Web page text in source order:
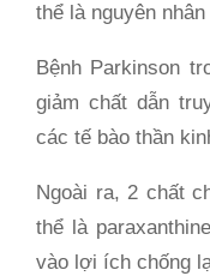
thể là nguyên
Bệnh Parkinson
giảm chất dẫn
các tế bào thần
Ngoài ra, 2 chất
thể là
vào lợi ích chống